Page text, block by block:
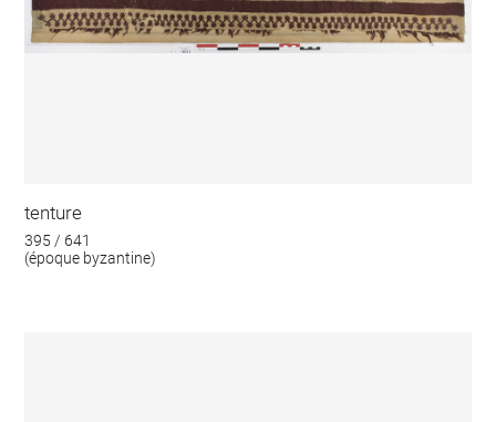
tenture
395 / 641
(époque byzantine)